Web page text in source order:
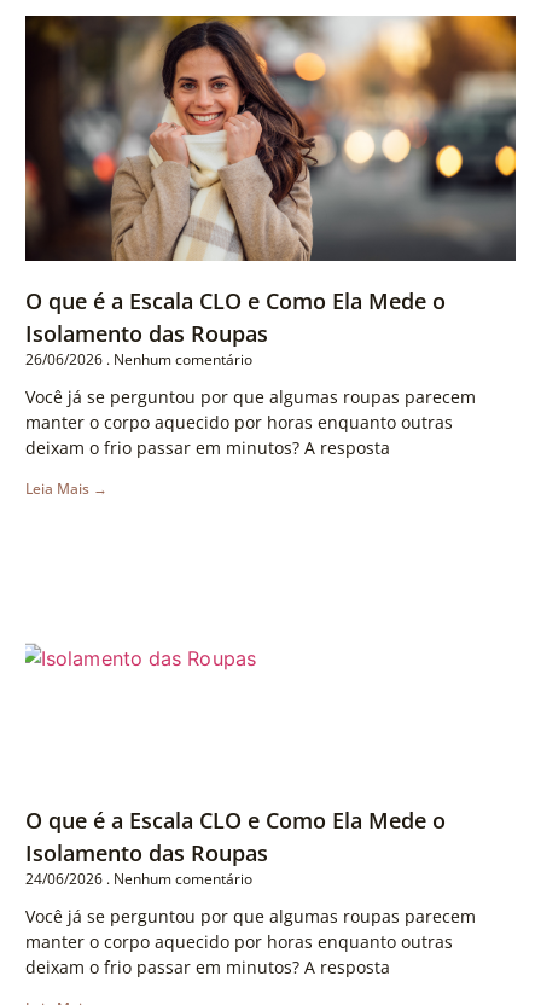
O que é a Escala CLO e Como Ela Mede o
Isolamento das Roupas
26/06/2026 Nenhum comentário
Você já se perguntou por que algumas roupas parecem
manter o corpo aquecido por horas enquanto outras
deixam o frio passar em minutos? A resposta
Leia Mais →
O que é a Escala CLO e Como Ela Mede o
Isolamento das Roupas
24/06/2026 Nenhum comentário
Você já se perguntou por que algumas roupas parecem
manter o corpo aquecido por horas enquanto outras
deixam o frio passar em minutos? A resposta